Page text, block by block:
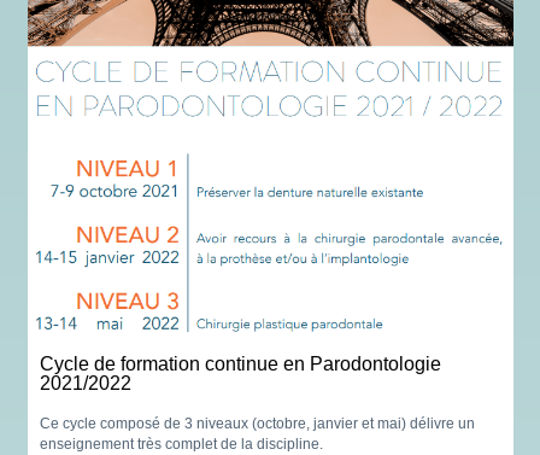
Cycle de formation continue en Parodontologie
2021/2022
Ce cycle composé de 3 niveaux (octobre, janvier et mai) délivre un
enseignement très complet de la discipline.